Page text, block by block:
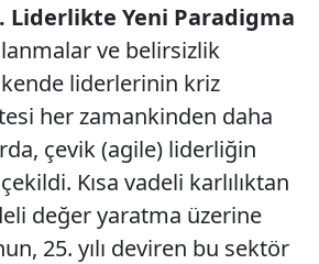
Liderlikte Yeni Paradigma
ve belirsizlik
liderlerinin kriz
her zamankinden daha
çevik (agile) liderliğin
Kısa vadeli karlılıktan
değer yaratma üzerine
25. yılı deviren bu sektör